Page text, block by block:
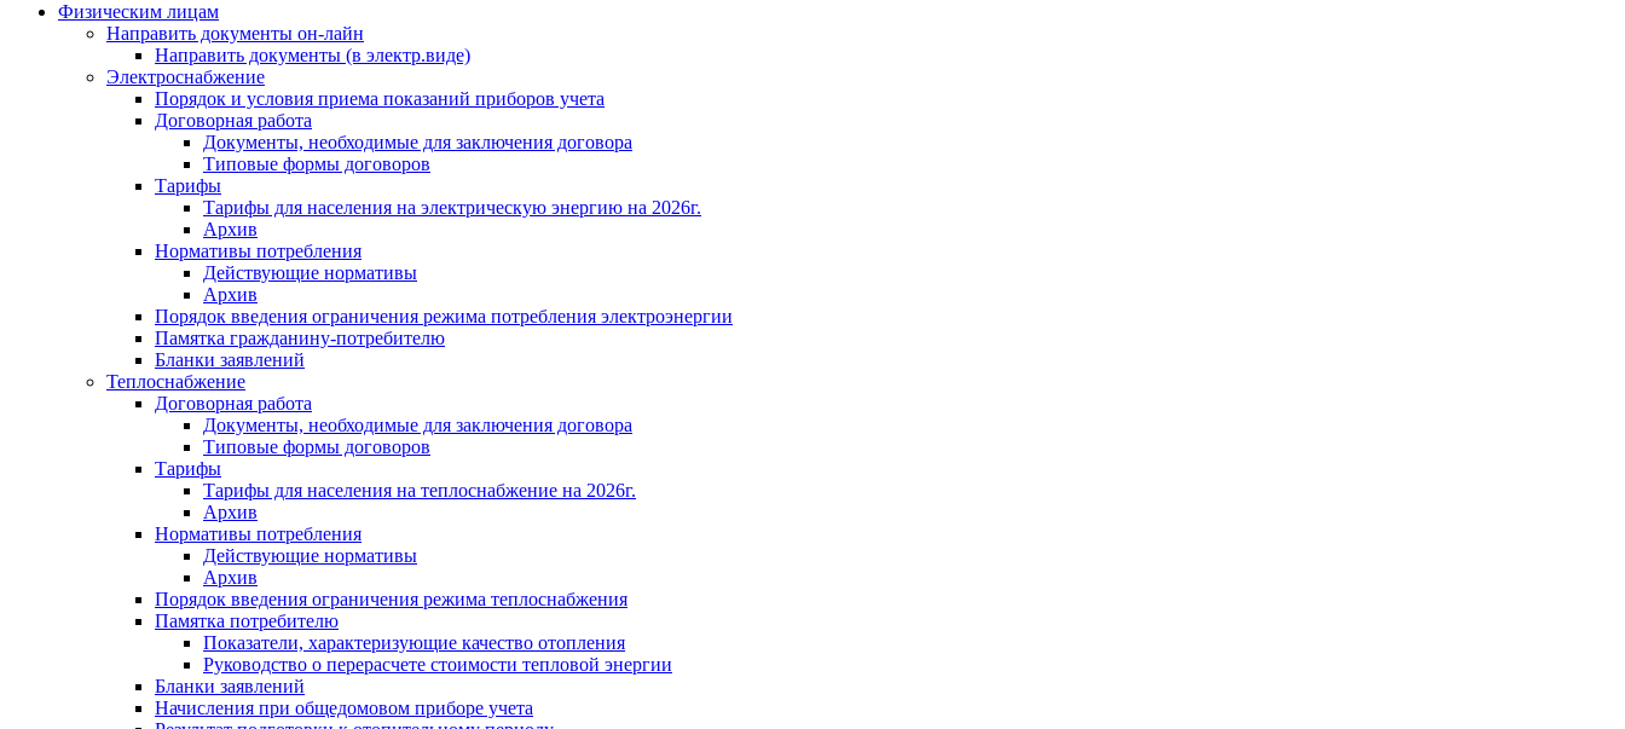
Физическим лицам
Направить документы он-лайн
Направить документы (в электр.виде)
Электроснабжение
Порядок и условия приема показаний приборов учета
Договорная работа
Документы, необходимые для заключения договора
Типовые формы договоров
Тарифы
Тарифы для населения на электрическую энергию на 2026г.
Архив
Нормативы потребления
Действующие нормативы
Архив
Порядок введения ограничения режима потребления электроэнергии
Памятка гражданину-потребителю
Бланки заявлений
Теплоснабжение
Договорная работа
Документы, необходимые для заключения договора
Типовые формы договоров
Тарифы
Тарифы для населения на теплоснабжение на 2026г.
Архив
Нормативы потребления
Действующие нормативы
Архив
Порядок введения ограничения режима теплоснабжения
Памятка потребителю
Показатели, характеризующие качество отопления
Руководство о перерасчете стоимости тепловой энергии
Бланки заявлений
Начисления при общедомовом приборе учета